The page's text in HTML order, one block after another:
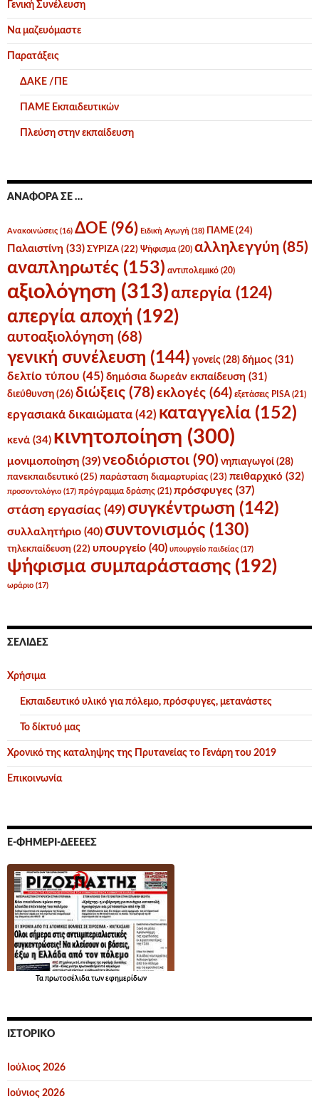
Γενική Συνέλευση
Να μαζευόμαστε
Παρατάξεις
ΔΑΚΕ /ΠΕ
ΠΑΜΕ Εκπαιδευτικών
Πλεύση στην εκπαίδευση
ΑΝΑΦΟΡΆ ΣΕ …
Ανακοινώσεις (16) ΔΟΕ (96) Ειδική Αγωγή (18) ΠΑΜΕ (24)
Παλαιστίνη (33) ΣΥΡΙΖΑ (22) Ψήφισμα (20) αλληλεγγύη (85)
αναπληρωτές (153) αντιπολεμικό (20)
αξιολόγηση (313)απεργία (124)
απεργία αποχή (192)
αυτοαξιολόγηση (68)
γενική συνέλευση (144) γονείς (28) δήμος (31)
δελτίο τύπου (45) δημόσια δωρεάν εκπαίδευση (31)
διεύθυνση (26) διώξεις (78) εκλογές (64) εξετάσεις PISA (21)
εργασιακά δικαιώματα(42) καταγγελία (152)
κενά (34) κινητοποίηση (300)
μονιμοποίηση (39)νεοδιόριστοι (90) νηπιαγωγοί (28)
πανεκπαιδευτικό (25) παράσταση διαμαρτυρίας (23) πειθαρχικό (32)
προσοντολόγιο (17) πρόγραμμα δράσης (21) πρόσφυγες (37)
στάση εργασίας (49)συγκέντρωση (142)
συλλαλητήριο (40)συντονισμός (130)
τηλεκπαίδευση (22) υπουργείο (40) υπουργείο παιδείας (17)
ψήφισμα συμπαράστασης (192)
ωράριο (17)
ΣΕΛΊΔΕΣ
Χρήσιμα
Εκπαιδευτικό υλικό για πόλεμο, πρόσφυγες, μετανάστες
Το δίκτυό μας
Χρονικό της καταληψης της Πρυτανείας το Γενάρη του 2019
Επικοινωνία
Ε-ΦΗΜΕΡΊ-ΔΕΕΕΕΣ
Τα πρωτοσέλιδατων εφημερίδων
ΙΣΤΟΡΙΚΌ
Ιούλιος 2026
Ιούνιος 2026